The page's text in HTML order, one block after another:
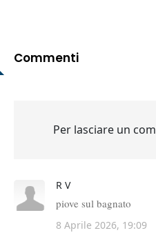
Commenti